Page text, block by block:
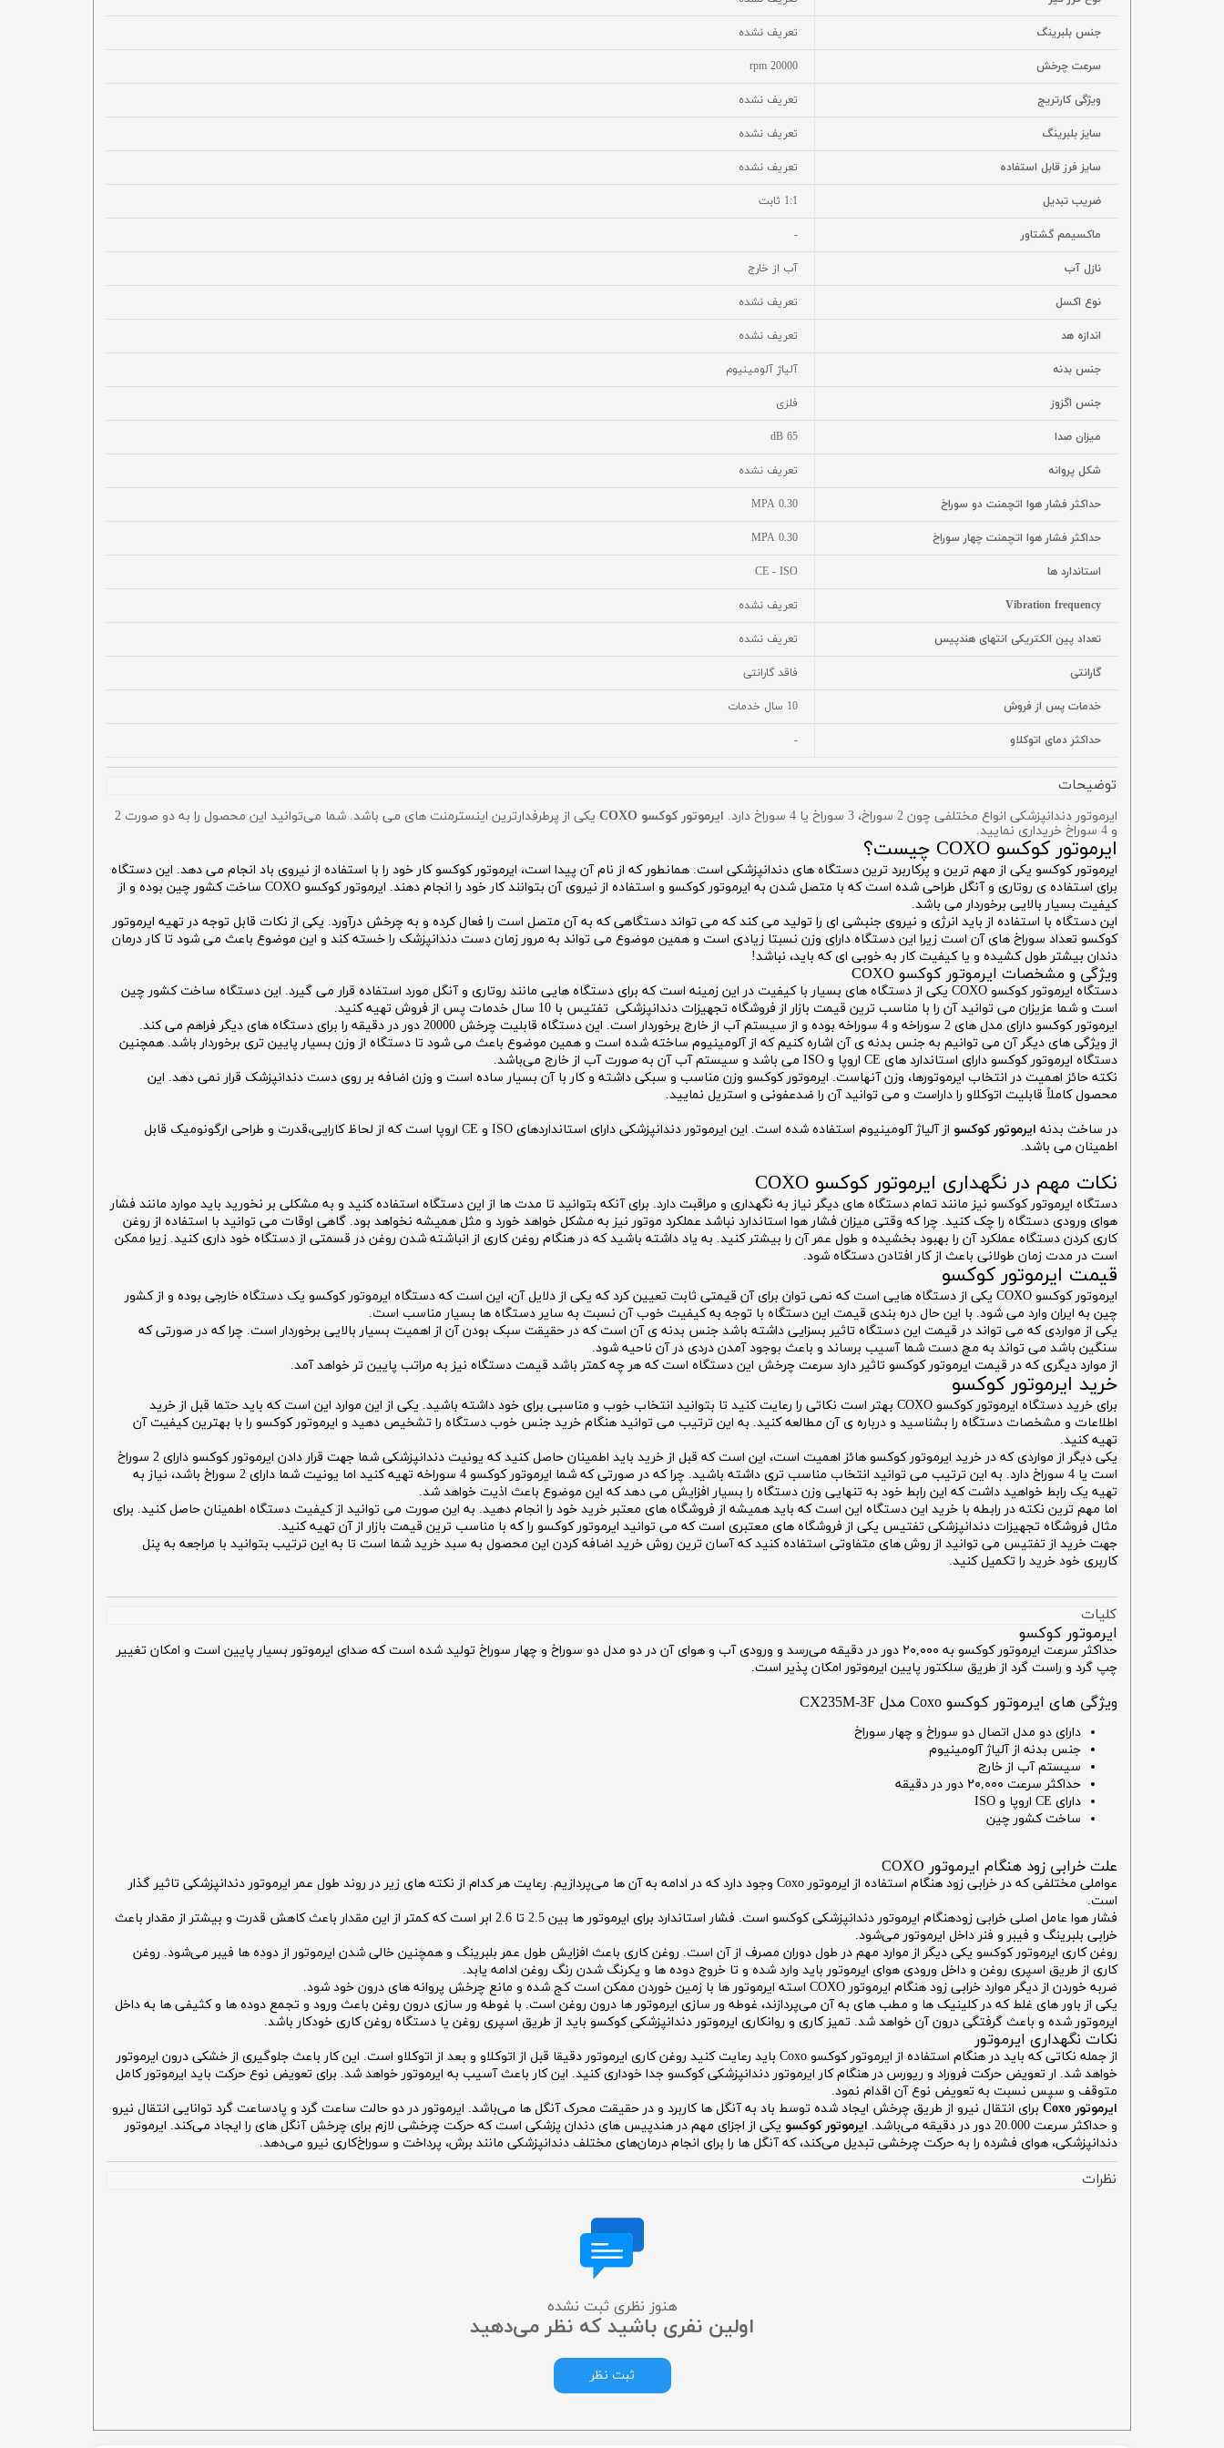
جنس بلبرینگ تعریف نشده
سرعت چرخش 20000 rpm
ویژگی کارتریج تعریف نشده
سایز بلبرینگ تعریف نشده
سایز فرز قابل استفاده تعریف نشده
ضریب تبدیل 1:1 ثابت
ماکسیمم گشتاور -
نازل آب آب از خارج
نوع اکسل تعریف نشده
اندازه هد تعریف نشده
جنس بدنه آلیاژ آلومینیوم
جنس اگزوز فلزی
میزان صدا 65 dB
شکل پروانه تعریف نشده
حداکثر فشار هوا اتچمنت دو سوراخ 0.30 MPA
حداکثر فشار هوا اتچمنت چهار سوراخ 0.30 MPA
استاندارد ها CE - ISO
Vibration frequency تعریف نشده
تعداد پین الکتریکی انتهای هندپیس تعریف نشده
گارانتی فاقد گارانتی
خدمات پس از فروش 10 سال خدمات
حداکثر دمای اتوکلاو -
توضیحات
ایرموتور دندانپزشکی انواع مختلفی چون 2 سوراخ، 3 سوراخ یا 4 سوراخ دارد. ایرموتور کوکسو COXO
یکی از پرطرفدارترین اینسترمنت های می باشد. شما می‌توانید این محصول را به دو صورت 2
و 4 سوراخ خریداری نمایید.
ایرموتور کوکسو COXO چیست؟
ایرموتور کوکسو یکی از مهم ترین و پرکاربرد ترین دستگاه های دندانپزشکی است. همانطور که از نام آن پیدا است، ایرموتور کوکسو کار خود را با استفاده از نیروی باد انجام می دهد. این دستگاه
برای استفاده ی روتاری و آنگل طراحی شده است که با متصل شدن به ایرموتور کوکسو و استفاده از نیروی آن بتوانند کار خود را انجام دهند. ایرموتور کوکسو COXO ساخت کشور چین بوده و از
کیفیت بسیار بالایی برخوردار می باشد.
این دستگاه با استفاده از باید انرژی و نیروی جنبشی ای را تولید می کند که می تواند دستگاهی که به آن متصل است را فعال کرده و به چرخش درآورد. یکی از نکات قابل توجه در تهیه ایرموتور
کوکسو تعداد سوراخ های آن است زیرا این دستگاه دارای وزن نسبتا زیادی است و همین موضوع می تواند به مرور زمان دست دندانپزشک را خسته کند و این موضوع باعث می شود تا کار درمان
دندان بیشتر طول کشیده و یا کیفیت کار به خوبی ای که باید، نباشد!
ویژگی و مشخصات ایرموتور کوکسو COXO
دستگاه ایرموتور کوکسو COXO یکی از دستگاه های بسیار با کیفیت در این زمینه است که برای دستگاه هایی مانند روتاری و آنگل مورد استفاده قرار می گیرد. این دستگاه ساخت کشور چین
است و شما عزیزان می توانید آن را با مناسب ترین قیمت بازار از فروشگاه تجهیزات دندانپزشکی تفتیس با 10 سال خدمات پس از فروش تهیه کنید.
ایرموتور کوکسو دارای مدل های 2 سوراخه و 4 سوراخه بوده و از سیستم آب از خارج برخوردار است. این دستگاه قابلیت چرخش 20000 دور در دقیقه را برای دستگاه های دیگر فراهم می کند.
از ویژگی های دیگر آن می توانیم به جنس بدنه ی آن اشاره کنیم که از آلومینیوم ساخته شده است و همین موضوع باعث می شود تا دستگاه از وزن بسیار پایین تری برخوردار باشد. همچنین
دستگاه ایرموتور کوکسو دارای استاندارد های CE اروپا و ISO می باشد و سیستم آب آن به صورت آب از خارج می‌باشد.
نکته حائز اهمیت در انتخاب ایرموتورها، وزن آنهاست. ایرموتور کوکسو وزن مناسب و سبکی داشته و کار با آن بسیار ساده است و وزن اضافه بر روی دست دندانپزشک قرار نمی دهد. این
محصول کاملاً قابلیت اتوکلاو را داراست و می توانید آن را ضدعفونی و استریل نمایید.
در ساخت بدنه ایرموتور کوکسو
از آلیاژ آلومینیوم استفاده شده است. این ایرموتور دندانپزشکی دارای استانداردهای ISO و CE اروپا است که از لحاظ کارایی،قدرت و طراحی ارگونومیک قابل
اطمینان می باشد.
نکات مهم در نگهداری ایرموتور کوکسو COXO
دستگاه ایرموتور کوکسو نیز مانند تمام دستگاه های دیگر نیاز به نگهداری و مراقبت دارد. برای آنکه بتوانید تا مدت ها از این دستگاه استفاده کنید و به مشکلی بر نخورید باید موارد مانند فشار
هوای ورودی دستگاه را چک کنید. چرا که وقتی میزان فشار هوا استاندارد نباشد عملکرد موتور نیز به مشکل خواهد خورد و مثل همیشه نخواهد بود. گاهی اوقات می توانید با استفاده از روغن
کاری کردن دستگاه عملکرد آن را بهبود بخشیده و طول عمر آن را بیشتر کنید. به یاد داشته باشید که در هنگام روغن کاری از انباشته شدن روغن در قسمتی از دستگاه خود داری کنید. زیرا ممکن
است در مدت زمان طولانی باعث از کار افتادن دستگاه شود.
قیمت ایرموتور کوکسو
ایرموتور کوکسو COXO یکی از دستگاه هایی است که نمی توان برای آن قیمتی ثابت تعیین کرد که یکی از دلایل آن، این است که دستگاه ایرموتور کوکسو یک دستگاه خارجی بوده و از کشور
چین به ایران وارد می شود. با این حال دره بندی قیمت این دستگاه با توجه به کیفیت خوب آن نسبت به سایر دستگاه ها بسیار مناسب است.
یکی از مواردی که می تواند در قیمت این دستگاه تاثیر بسزایی داشته باشد جنس بدنه ی آن است که در حقیقت سبک بودن آن از اهمیت بسیار بالایی برخوردار است. چرا که در صورتی که
سنگین باشد می تواند به مچ دست شما آسیب برساند و باعث بوجود آمدن دردی در آن ناحیه شود.
از موارد دیگری که در قیمت ایرموتور کوکسو تاثیر دارد سرعت چرخش این دستگاه است که هر چه کمتر باشد قیمت دستگاه نیز به مراتب پایین تر خواهد آمد.
خرید ایرموتور کوکسو
برای خرید دستگاه ایرموتور کوکسو COXO بهتر است نکاتی را رعایت کنید تا بتوانید انتخاب خوب و مناسبی برای خود داشته باشید. یکی از این موارد این است که باید حتما قبل از خرید
اطلاعات و مشخصات دستگاه را بشناسید و درباره ی آن مطالعه کنید. به این ترتیب می توانید هنگام خرید جنس خوب دستگاه را تشخیص دهید و ایرموتور کوکسو را با بهترین کیفیت آن
تهیه کنید.
یکی دیگر از مواردی که در خرید ایرموتور کوکسو هائز اهمیت است، این است که قبل از خرید باید اطمینان حاصل کنید که یونیت دندانپزشکی شما جهت قرار دادن ایرموتور کوکسو دارای 2 سوراخ
است یا 4 سوراخ دارد. به این ترتیب می توانید انتخاب مناسب تری داشته باشید. چرا که در صورتی که شما ایرموتور کوکسو 4 سوراخه تهیه کنید اما یونیت شما دارای 2 سوراخ باشد، نیاز به
تهیه یک رابط خواهید داشت که این رابط خود به تنهایی وزن دستگاه را بسیار افزایش می دهد که این موضوع باعث اذیت خواهد شد.
اما مهم ترین نکته در رابطه با خرید این دستگاه این است که باید همیشه از فروشگاه های معتبر خرید خود را انجام دهید. به این صورت می توانید از کیفیت دستگاه اطمینان حاصل کنید. برای
مثال فروشگاه تجهیزات دندانپزشکی تفتیس یکی از فروشگاه های معتبری است که می توانید ایرموتور کوکسو را که با مناسب ترین قیمت بازار از آن تهیه کنید.
جهت خرید از تفتیس می توانید از روش های متفاوتی استفاده کنید که آسان ترین روش خرید اضافه کردن این محصول به سبد خرید شما است تا به این ترتیب بتوانید با مراجعه به پنل
کاربری خود خرید را تکمیل کنید.
کلیات
ایرموتور کوکسو
حداکثر سرعت ایرموتور کوکسو به ۲۰,۰۰۰ دور در دقیقه می‌رسد و ورودی آب و هوای آن در دو مدل دو سوراخ و چهار سوراخ تولید شده است که صدای ایرموتور بسیار پایین است و امکان تغییر
چپ گرد و راست گرد از طریق سلکتور پایین ایرموتور امکان پذیر است.
ویژگی های ایرموتور کوکسو Coxo مدل CX235M-3F
دارای دو مدل اتصال دو سوراخ و چهار سوراخ
جنس بدنه از آلیاژ آلومینیوم
سیستم آب از خارج
حداکثر سرعت ۲۰,۰۰۰ دور در دقیقه
دارای CE اروپا و ISO
ساخت کشور چین
علت خرابی زود هنگام ایرموتور COXO
عواملی مختلفی که در خرابی زود هنگام استفاده از ایرموتور Coxo وجود دارد که در ادامه به آن ها می‌پردازیم. رعایت هر کدام از نکته های زیر در روند طول عمر ایرموتور دندانپزشکی تاثیر گذار
است.
فشار هوا عامل اصلی خرابی زودهنگام ایرموتور دندانپزشکی کوکسو است. فشار استاندارد برای ایرموتور ها بین 2.5 تا 2.6 ابر است که کمتر از این مقدار باعث کاهش قدرت و بیشتر از مقدار باعث
خرابی بلبرینگ و فیبر و فنر داخل ایرموتور می‌شود.
روغن کاری ایرموتور کوکسو یکی دیگر از موارد مهم در طول دوران مصرف از آن است. روغن کاری باعث افزایش طول عمر بلبرینگ و همچنین خالی شدن ایرموتور از دوده ها فیبر می‌شود. روغن
کاری از طریق اسپری روغن و داخل ورودی هوای ایرموتور باید وارد شده و تا خروج دوده ها و یکرنگ شدن رنگ روغن ادامه یابد.
ضربه خوردن از دیگر موارد خرابی زود هنگام ایرموتور COXO استه ایرموتور ها با زمین خوردن ممکن است کج شده و مانع چرخش پروانه های درون خود شود.
یکی از باور های غلط که در کلینیک ها و مطب های به آن می‌پردازند، غوطه ور سازی ایرموتور ها درون روغن است. با غوطه ور سازی درون روغن باعث ورود و تجمع دوده ها و کثیفی ها به داخل
ایرموتور شده و باعث گرفتگی درون آن خواهد شد. تمیز کاری و روانکاری ایرموتور دندانپزشکی کوکسو باید از طریق اسپری روغن یا دستگاه روغن کاری خودکار باشد.
نکات نگهداری ایرموتور
از جمله نکاتی که باید در هنگام استفاده از ایرموتور کوکسو Coxo باید رعایت کنید روغن کاری ایرموتور دقیقا قبل از اتوکلاو و بعد از اتوکلاو است. این کار باعث جلوگیری از خشکی درون ایرموتور
خواهد شد. ار تعویض حرکت فروراد و ریورس در هنگام کار ایرموتور دندانپزشکی کوکسو جدا خوداری کنید. این کار باعث آسیب به ایرموتور خواهد شد. برای تعویض نوع حرکت باید ایرموتور کامل
متوقف و سپس نسبت به تعویض نوع آن اقدام نمود.
ایرموتور Coxo
برای انتقال نیرو از طریق چرخش ایجاد شده توسط باد به آنگل ها کاربرد و در حقیقت محرک آنگل ها می‌باشد. ایرموتور در دو حالت ساعت گرد و پادساعت گرد توانایی انتقال نیرو
و حداکثر سرعت 20.000 دور در دقیقه می‌باشد.
ایرموتور کوکسو یکی از اجزای مهم در هندپیس های دندان پزشکی است که حرکت چرخشی لازم برای چرخش آنگل های را ایجاد می‌کند. ایرموتور
دندانپزشکی، هوای فشرده را به حرکت چرخشی تبدیل می‌کند، که آنگل ها را برای انجام درمان‌های مختلف دندانپزشکی مانند برش، پرداخت و سوراخ‌کاری نیرو می‌دهد.
نظرات
هنوز نظری ثبت نشده
اولین نفری باشید که نظر می‌دهید
ثبت نظر